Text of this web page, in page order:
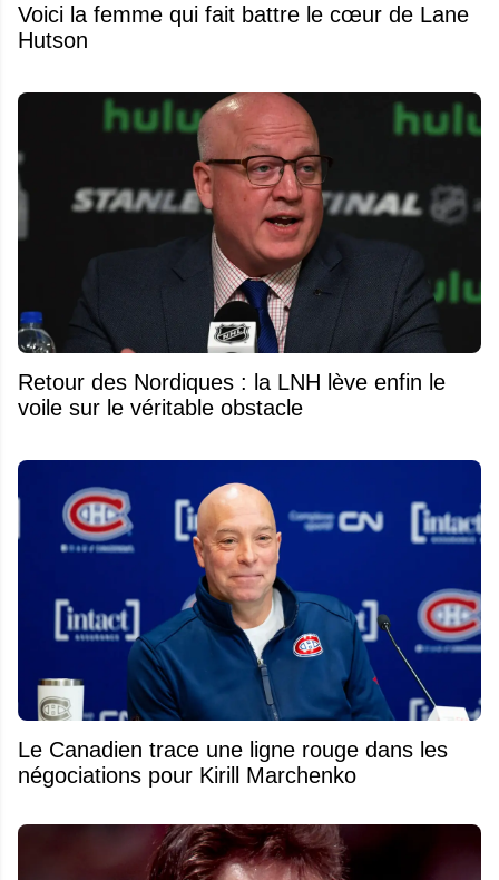
Voici la femme qui fait battre le cœur de Lane
Hutson
Retour des Nordiques : la LNH lève enfin le
voile sur le véritable obstacle
Le Canadien trace une ligne rouge dans les
négociations pour Kirill Marchenko